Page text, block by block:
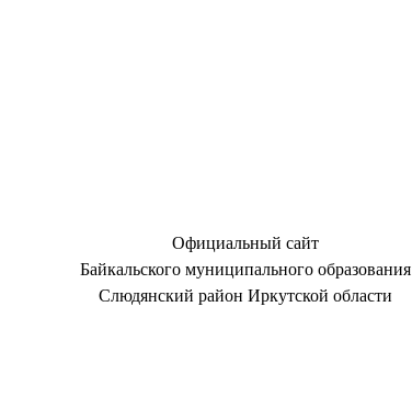
Официальный сайт
Байкальского муниципального образования
Слюдянский район Иркутской области